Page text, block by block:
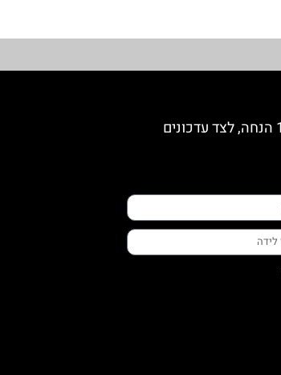
הצטרפי למועדון החברות וקבלי קופון 10% הנחה, לצד עדכונים